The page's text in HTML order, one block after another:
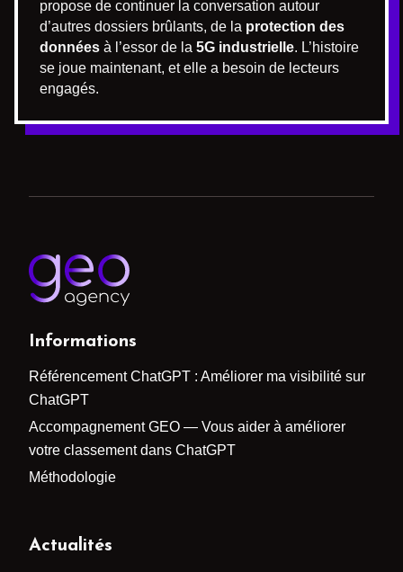
propose de continuer la conversation autour
d’autres dossiers brûlants, de la protection des
données à l’essor de la 5G industrielle. L’histoire
se joue maintenant, et elle a besoin de lecteurs
engagés.
Informations
Référencement ChatGPT : Améliorer ma visibilité sur
ChatGPT
Accompagnement GEO — Vous aider à améliorer
votre classement dans ChatGPT
Méthodologie
Actualités